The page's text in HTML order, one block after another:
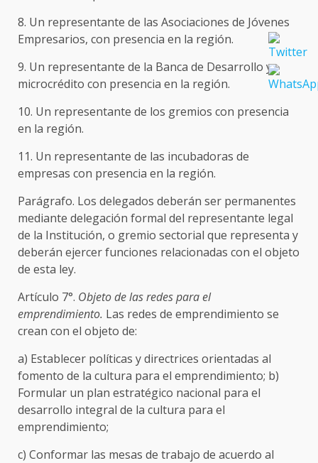
8. Un representante de las Asociaciones de Jóvenes
Empresarios, con presencia en la región.
9. Un representante de la Banca de Desarrollo y
microcrédito con presencia en la región.
10. Un representante de los gremios con presencia
en la región.
11. Un representante de las incubadoras de
empresas con presencia en la región.
Parágrafo. Los delegados deberán ser permanentes
mediante delegación formal del representante legal
de la Institución, o gremio sectorial que representa y
deberán ejercer funciones relacionadas con el objeto
de esta ley.
Artículo 7°. Objeto de las redes para el
emprendimiento. Las redes de emprendimiento se
crean con el objeto de:
a) Establecer políticas y directrices orientadas al
fomento de la cultura para el emprendimiento; b)
Formular un plan estratégico nacional para el
desarrollo integral de la cultura para el
emprendimiento;
c) Conformar las mesas de trabajo de acuerdo al